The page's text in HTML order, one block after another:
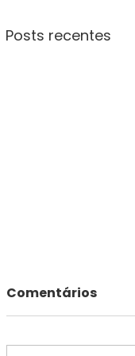
Posts recentes
Comentários